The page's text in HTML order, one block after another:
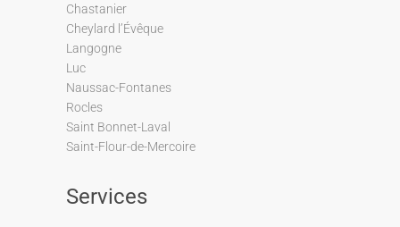
Chastanier
Cheylard l’Évêque
Langogne
Luc
Naussac-Fontanes
Rocles
Saint Bonnet-Laval
Saint-Flour-de-Mercoire
Services